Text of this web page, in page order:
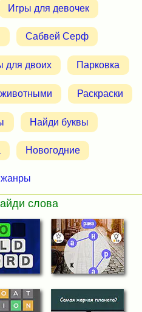
Игры для девочек
Сабвей Серф
для двоих Парковка
животными Раскраски
Найди буквы
Новогодние
слова